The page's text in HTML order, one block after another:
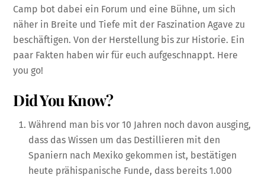
Camp bot dabei ein Forum und eine Bühne, um sich
näher in Breite und Tiefe mit der Faszination Agave zu
beschäftigen. Von der Herstellung bis zur Historie. Ein
paar Fakten haben wir für euch aufgeschnappt. Here
you go!
Did You Know?
Während man bis vor 10 Jahren noch davon ausging,
dass das Wissen um das Destillieren mit den
Spaniern nach Mexiko gekommen ist, bestätigen
heute prähispanische Funde, dass bereits 1.000